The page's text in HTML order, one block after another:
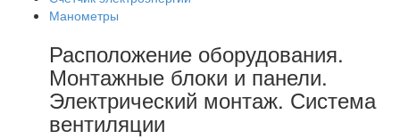
Манометры
Расположение оборудования.
Монтажные блоки и панели.
Электрический монтаж. Система
вентиляции